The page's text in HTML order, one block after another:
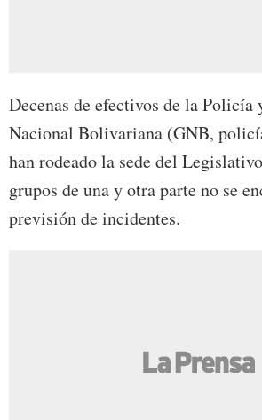
Decenas de efectivos de la Policía
Nacional Bolivariana (GNB,
han rodeado la sede del
grupos de una y otra parte no se
previsión de incidentes.